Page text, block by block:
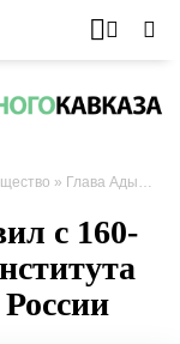
» Глава Адыгеи поздравил с 160-летием образования института судебных приставов в России
с 160-